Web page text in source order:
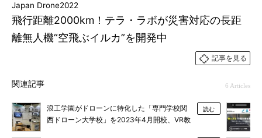
飛行距離2000km！テラ・ラボが災害対応の長距
離無人機“空飛ぶイルカ”を開発中
Japan Drone2022
記事を見る
関連記事 6 Articles
浪工学園がドローンに特化した「専門学校関
西ドローン大学校」を2023年4月開校、VR教
読む